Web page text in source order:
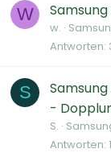
W
w.
Antworten
S
-
S.
Antworten